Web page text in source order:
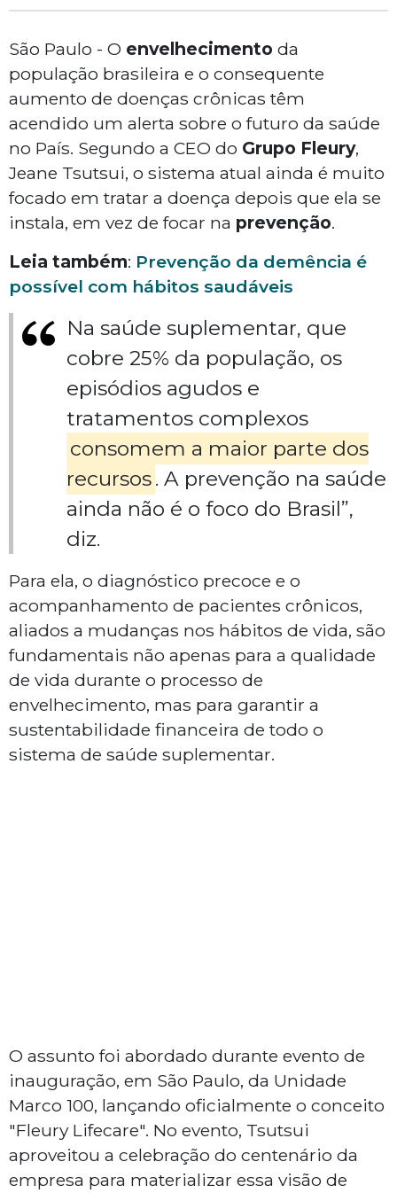
São Paulo - O envelhecimento da
população brasileira e o consequente
aumento de doenças crônicas têm
acendido um alerta sobre o futuro da saúde
no País. Segundo a CEO do Grupo Fleury,
Jeane Tsutsui, o sistema atual ainda é muito
focado em tratar a doença depois que ela se
instala, em vez de focar na prevenção.
Leia também: Prevenção da demência é
possível com hábitos saudáveis
Na saúde suplementar, que
cobre 25% da população, os
episódios agudos e
tratamentos complexos
consomem a maior parte dos
recursos. A prevenção na saúde
ainda não é o foco do Brasil”,
diz.
Para ela, o diagnóstico precoce e o
acompanhamento de pacientes crônicos,
aliados a mudanças nos hábitos de vida, são
fundamentais não apenas para a qualidade
de vida durante o processo de
envelhecimento, mas para garantir a
sustentabilidade financeira de todo o
sistema de saúde suplementar.
O assunto foi abordado durante evento de
inauguração, em São Paulo, da Unidade
Marco 100, lançando oficialmente o conceito
"Fleury Lifecare". No evento, Tsutsui
aproveitou a celebração do centenário da
empresa para materializar essa visão de